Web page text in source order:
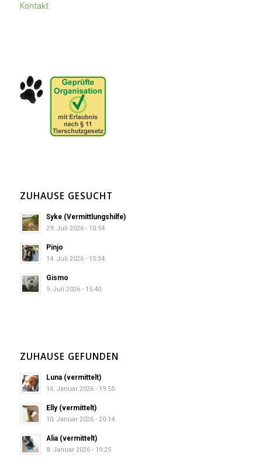
Kontakt
ZUHAUSE GESUCHT
Syke (Vermittlungshilfe)
29. Juli 2026 - 10:54
Pinjo
14. Juli 2026 - 15:34
Gismo
9. Juli 2026 - 15:40
ZUHAUSE GEFUNDEN
Luna (vermittelt)
16. Januar 2026 - 19:55
Elly (vermittelt)
10. Januar 2026 - 20:14
Alia (vermittelt)
8. Januar 2026 - 19:25